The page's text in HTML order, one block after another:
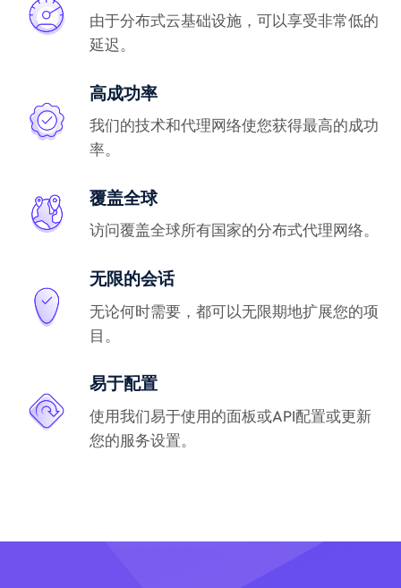
由于分布式云基础设施，可以享受非常低的
延迟。
高成功率
我们的技术和代理网络使您获得最高的成功
率。
覆盖全球
访问覆盖全球所有国家的分布式代理网络。
无限的会话
无论何时需要，都可以无限期地扩展您的项
目。
易于配置
使用我们易于使用的面板或API配置或更新
您的服务设置。